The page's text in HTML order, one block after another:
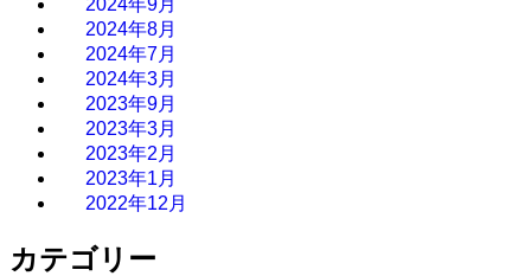
2024年9月
2024年8月
2024年7月
2024年3月
2023年9月
2023年3月
2023年2月
2023年1月
2022年12月
カテゴリー